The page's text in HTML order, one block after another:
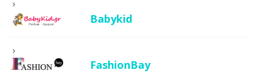
Babykid
FashionBay